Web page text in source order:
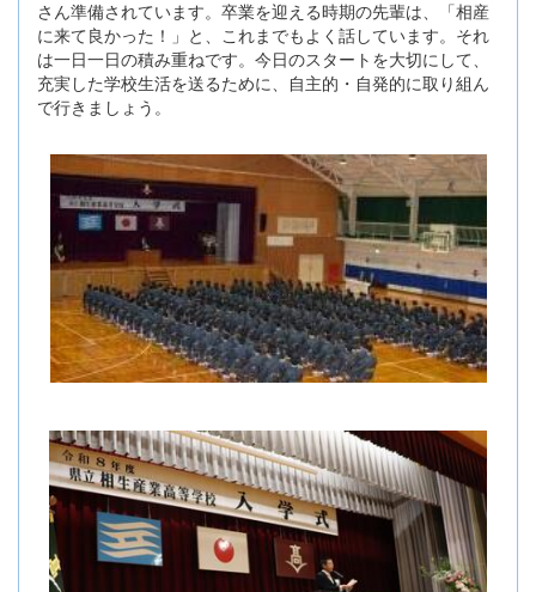
さん準備されています。卒業を迎える時期の先輩は、「相産
に来て良かった！」と、これまでもよく話しています。それ
は一日一日の積み重ねです。今日のスタートを大切にして、
充実した学校生活を送るために、自主的・自発的に取り組ん
で行きましょう。